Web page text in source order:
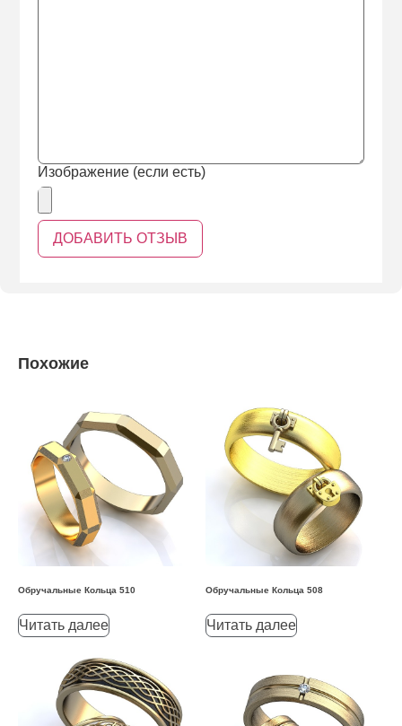
Изображение (если есть)
Похожие
Обручальные Кольца 510
Читать далее
Обручальные Кольца 508
Читать далее